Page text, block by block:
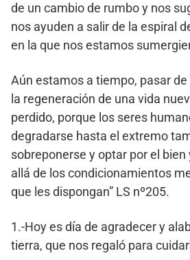
de un cambio de rumbo y nos
nos ayuden a salir de la espiral
en la que nos estamos
Aún estamos a tiempo, pasar
la regeneración de una vida
perdido, porque los seres
degradarse hasta el extremo
sobreponerse y optar por el
allá de los condicionamientos
que les dispongan” LS nº205.
1.-Hoy es día de agradecer y
tierra, que nos regaló para